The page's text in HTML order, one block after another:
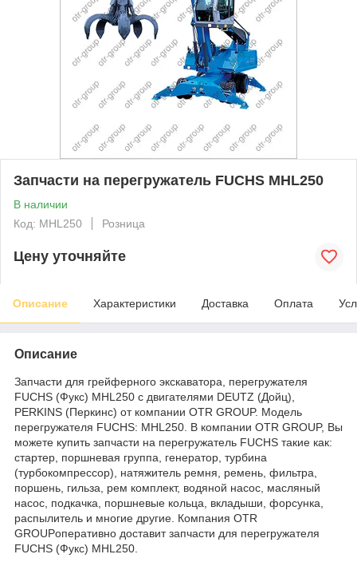
Запчасти на перегружатель FUCHS MHL250
В наличии
Код: MHL250
Розница
Цену уточняйте
Описание Характеристики Доставка Оплата
Описание
Запчасти для грейферного экскаватора, перегружателя
FUCHS (Фукс) MHL250 с двигателями DEUTZ (Дойц),
PERKINS (Перкинс) от компании OTR GROUP. Модель
перегружателя FUCHS: MHL250. В компании OTR GROUP, Вы
можете купить запчасти на перегружатель FUCHS такие как:
стартер, поршневая группа, генератор, турбина
(турбокомпрессор), натяжитель ремня, ремень, фильтра,
поршень, гильза, рем комплект, водяной насос, масляный
насос, подкачка, поршневые кольца, вкладыши, форсунка,
распылитель и многие другие. Компания OTR
GROUPоперативно доставит запчасти для перегружателя
FUCHS (Фукс) MHL250.